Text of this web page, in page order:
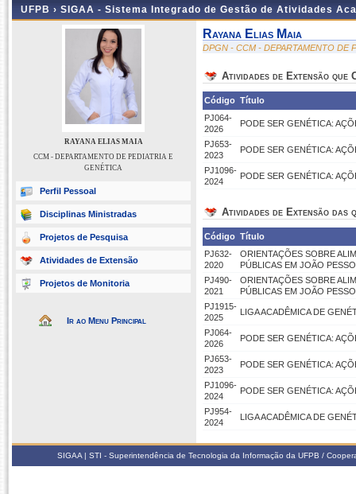
UFPB › SIGAA - Sistema Integrado de Gestão de Atividades
RAYANA ELIAS MAIA
CCM - DEPARTAMENTO DE PEDIATRIA E
GENÉTICA
Perfil Pessoal
Disciplinas Ministradas
Projetos de Pesquisa
Atividades de Extensão
Projetos de Monitoria
Ir ao Menu Principal
Rayana Elias Maia
DPGN - CCM - DEPARTAMENTO DE
Atividades de Extensão que
Código Título
PJ064-
2026
PODE SER GENÉTICA:
PJ653-
2023
PODE SER GENÉTICA:
PJ1096-
2024
PODE SER GENÉTICA:
Atividades de Extensão das
Código Título
PJ632-
2020
ORIENTAÇÕES SOBRE
PÚBLICAS EM JOÃO
PJ490-
2021
ORIENTAÇÕES SOBRE
PÚBLICAS EM JOÃO
PJ1915-
2025
LIGA ACADÊMICA DE
PJ064-
2026
PODE SER GENÉTICA:
PJ653-
2023
PODE SER GENÉTICA:
PJ1096-
2024
PODE SER GENÉTICA:
PJ954-
2024
LIGA ACADÊMICA DE
SIGAA | STI - Superintendência de Tecnologia da Informação da UFPB /